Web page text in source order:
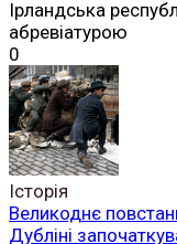
Ірландська
абревіатурою
0
Історія
Великоднє
Дубліні